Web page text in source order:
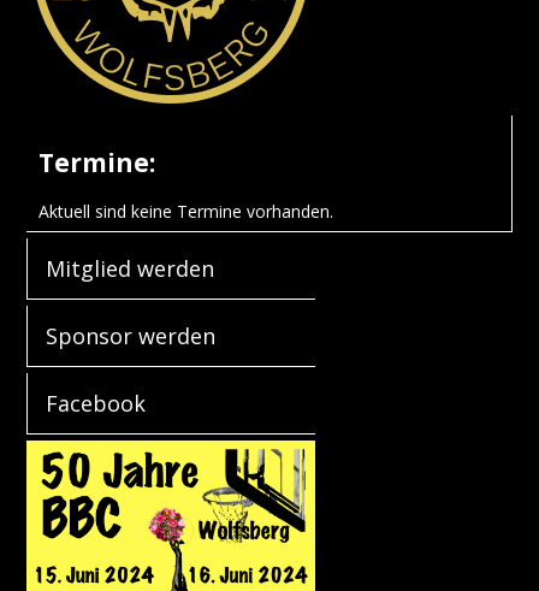
Termine:
Aktuell sind keine Termine vorhanden.
Mitglied werden
Sponsor werden
Facebook